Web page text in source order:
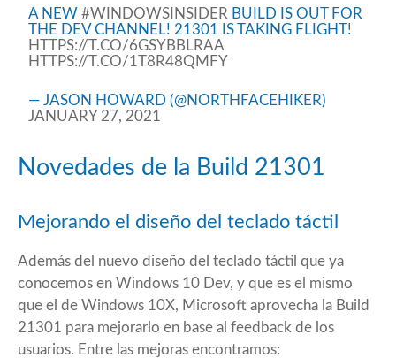
A NEW#WINDOWSINSIDER BUILD IS OUT FOR
THE DEV CHANNEL! 21301 IS TAKING FLIGHT!
HTTPS://T.CO/6GSYBBLRAA
HTTPS://T.CO/1T8R48QMFY
— JASON HOWARD (@NORTHFACEHIKER)
JANUARY 27, 2021
Novedades de la Build 21301
Mejorando el diseño del teclado táctil
Además del nuevo diseño del teclado táctil que ya
conocemos en Windows 10 Dev, y que es el mismo
que el de Windows 10X, Microsoft aprovecha la Build
21301 para mejorarlo en base al feedback de los
usuarios. Entre las mejoras encontramos: